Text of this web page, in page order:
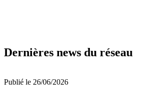
Dernières news du réseau
Publié le 26/06/2026